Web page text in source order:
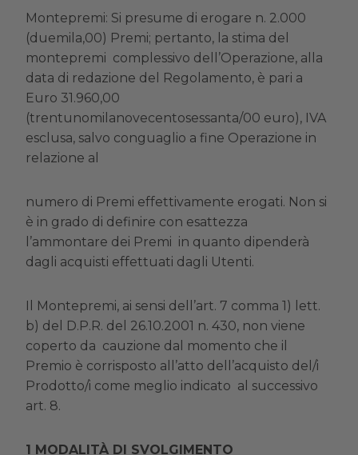
Montepremi: Si presume di erogare n. 2.000
(duemila,00) Premi; pertanto, la stima del
montepremi complessivo dell’Operazione, alla
data di redazione del Regolamento, è pari a
Euro 31.960,00
(trentunomilanovecentosessanta/00 euro), IVA
esclusa, salvo conguaglio a fine Operazione in
relazione al
numero di Premi effettivamente erogati. Non si
è in grado di definire con esattezza
l’ammontare dei Premi in quanto dipenderà
dagli acquisti effettuati dagli Utenti.
Il Montepremi, ai sensi dell’art. 7 comma 1) lett.
b) del D.P.R. del 26.10.2001 n. 430, non viene
coperto da cauzione dal momento che il
Premio è corrisposto all’atto dell’acquisto del/i
Prodotto/i come meglio indicato al successivo
art. 8.
MODALITÀ DI SVOLGIMENTO